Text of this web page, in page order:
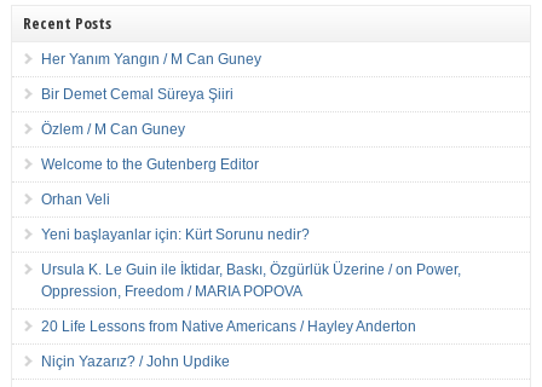
Recent Posts
Her Yanım Yangın / M Can Guney
Bir Demet Cemal Süreya Şiiri
Özlem / M Can Guney
Welcome to the Gutenberg Editor
Orhan Veli
Yeni başlayanlar için: Kürt Sorunu nedir?
Ursula K. Le Guin ile İktidar, Baskı, Özgürlük Üzerine / on Power,
Oppression, Freedom / MARIA POPOVA
20 Life Lessons from Native Americans / Hayley Anderton
Niçin Yazarız? / John Updike